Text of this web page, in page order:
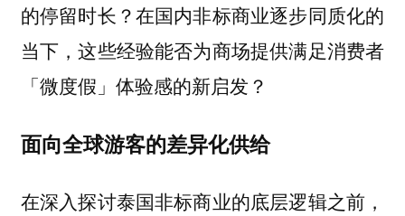
的停留时长？在国内非标商业逐步同质化的
当下，这些经验能否为商场提供满足消费者
「微度假」体验感的新启发？
面向全球游客的差异化供给
在深入探讨泰国非标商业的底层逻辑之前，